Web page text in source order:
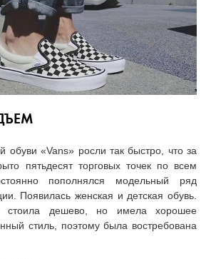
обуви «Vans» росли так быстро, что за
пятьдесят торговых точек по всем
пополнялся модельный ряд
Появилась женская и детская обувь.
стоила дешево, но имела хорошее
стиль, поэтому была востребована